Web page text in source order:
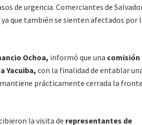
de urgencia. Comerciantes de
que también se sienten afectados por
Ochoa, informó que una comisión
Yacuiba, con la finalidad de entablar
prácticamente cerrada la
la visita de representantes de